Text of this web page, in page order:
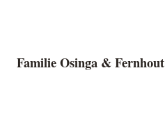
Familie Osinga & Fernhout